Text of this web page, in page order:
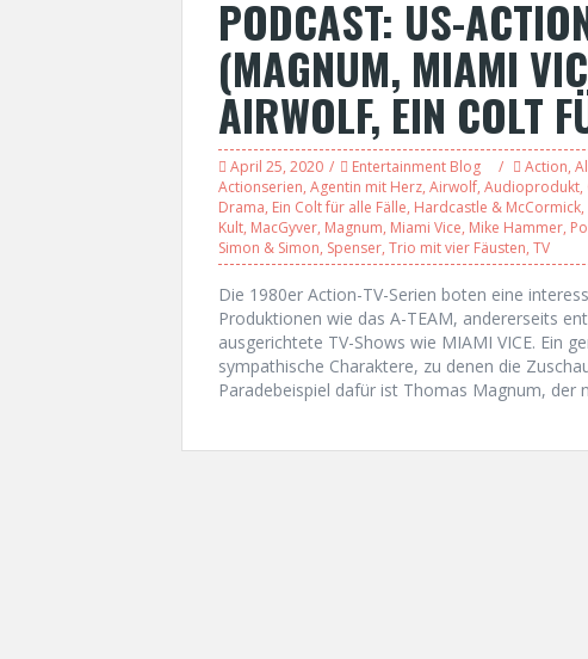
PODCAST: US-
(MAGNUM, MIAMI
AIRWOLF, EIN COLT
April 25, 2020 Entertainment Blog Action,
Actionserien, Agentin mit Herz, Airwolf, Audioprodukt,
Drama, Ein Colt für alle Fälle, Hardcastle & McCormick,
Kult, MacGyver, Magnum, Miami Vice, Mike Hammer,
Simon & Simon, Spenser, Trio mit vier Fäusten, TV
Die 1980er Action-TV-Serien boten eine
Produktionen wie das A-TEAM, andererseits
ausgerichtete TV-Shows wie MIAMI VICE. Ein
sympathische Charaktere, zu denen die
Paradebeispiel dafür ist Thomas Magnum, der